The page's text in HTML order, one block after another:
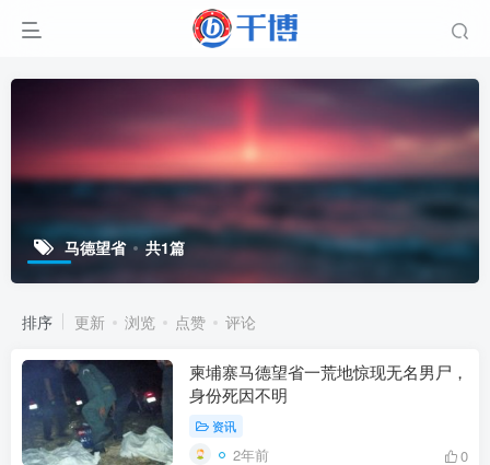
马德望省 共1篇
排序 更新 浏览 点赞 评论
柬埔寨马德望省一荒地惊现无名男尸，
身份死因不明
资讯
2年前 0